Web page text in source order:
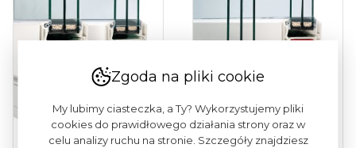
Zgoda na pliki cookie
My lubimy ciasteczka, a Ty? Wykorzystujemy pliki
cookies do prawidłowego działania strony oraz w
celu analizy ruchu na stronie. Szczegóły znajdziesz